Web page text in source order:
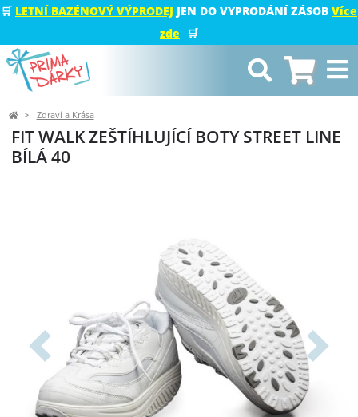
🛒 LETNÍ BAZÉNOVÝ VÝPRODEJ JEN DO VYPRODÁNÍ ZÁSOB Více
zde
🛒
Zdraví a Krása
FIT WALK ZEŠTÍHLUJÍCÍ BOTY STREET LINE
BÍLÁ 40
Předchozí Další